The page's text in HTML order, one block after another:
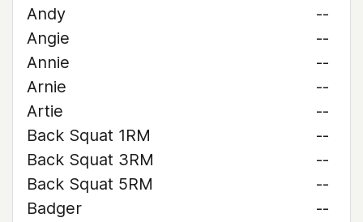
Andy
--
Angie
--
Annie
--
Arnie
--
Artie
--
Back Squat 1RM
--
Back Squat 3RM
--
Back Squat 5RM
--
Badger
--